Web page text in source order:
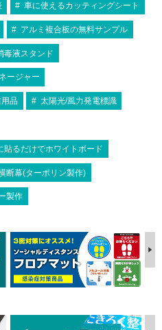
車に使えるカッティングシート
アルミ複合板の無料サンプル
毒液スタンド
ージャー
品 太陽光/風力発電標識
貼るだけでホワイトボード
断幕(ターポリン製作)
製作